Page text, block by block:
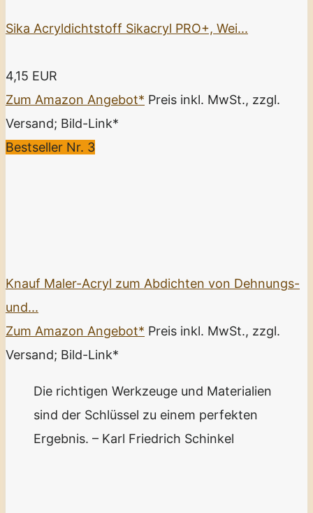
Sika Acryldichtstoff Sikacryl PRO+, Wei...
4,15 EUR
Zum Amazon Angebot* Preis inkl. MwSt., zzgl.
Versand; Bild-Link*
Bestseller Nr. 3
Knauf Maler-Acryl zum Abdichten von Dehnungs-
und...
Zum Amazon Angebot* Preis inkl. MwSt., zzgl.
Versand; Bild-Link*
Die richtigen Werkzeuge und Materialien
sind der Schlüssel zu einem perfekten
Ergebnis. – Karl Friedrich Schinkel